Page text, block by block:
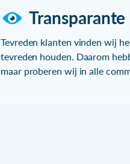
Tevreden klanten vinden wij
tevreden houden. Daarom
maar proberen wij in alle